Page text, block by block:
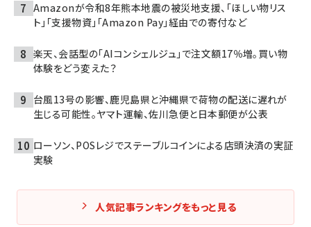
Amazonが令和8年熊本地震の被災地支援、「ほしい物リス
ト」「支援物資」「Amazon Pay」経由での寄付など
楽天、会話型の「AIコンシェルジュ」で注文額17％増。買い物
体験をどう変えた？
台風13号の影響、鹿児島県と沖縄県で荷物の配送に遅れが
生じる可能性。ヤマト運輸、佐川急便と日本郵便が公表
ローソン、POSレジでステーブルコインによる店頭決済の実証
実験
人気記事ランキングをもっと見る